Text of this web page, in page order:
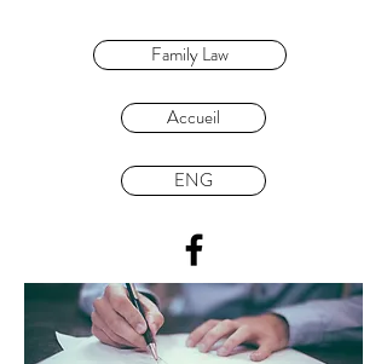
Family Law
Accueil
ENG